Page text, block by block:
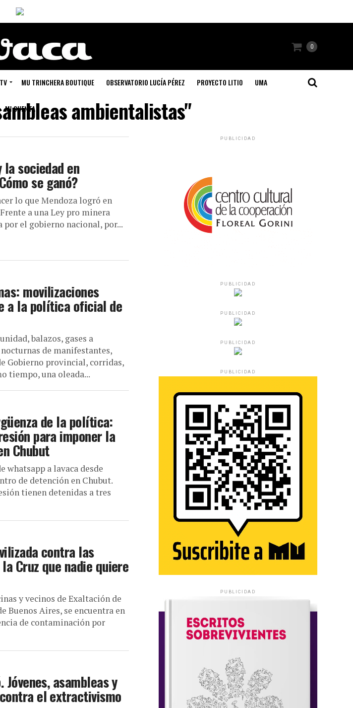
0
TV MU TRINCHERA BOUTIQUE OBSERVATORIO LUCÍA PÉREZ PROYECTO LITIO UMA
MI CUENTA ambientalistas"
la sociedad en
se ganó?
lo que Mendoza logró en
a una Ley pro minera
por el gobierno nacional, por...
movilizaciones
a la política oficial de
balazos, gases a
de manifestantes,
Gobierno provincial, corridas,
tiempo, una oleada...
de la política:
para imponer la
Chubut
whatsapp a lavaca desde
de detención en Chubut.
tienen detenidas a tres
contra las
Cruz que nadie quiere
y vecinos de Exaltación de
Buenos Aires, se encuentra en
de contaminación por
asambleas y
el extractivismo
PUBLICIDAD
PUBLICIDAD
PUBLICIDAD
PUBLICIDAD
PUBLICIDAD
PUBLICIDAD